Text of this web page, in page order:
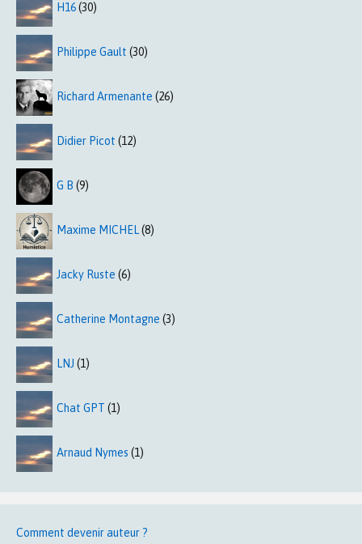
H16(30)
Philippe Gault (30)
Richard Armenante (26)
Didier Picot (12)
G B (9)
Maxime MICHEL(8)
Jacky Ruste (6)
Catherine Montagne (3)
LNJ (1)
Chat GPT (1)
Arnaud Nymes (1)
Comment devenir auteur ?